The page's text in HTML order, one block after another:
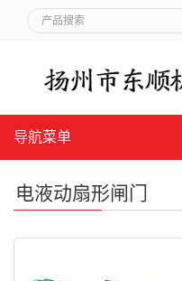
导航菜单
电液动扇形闸门